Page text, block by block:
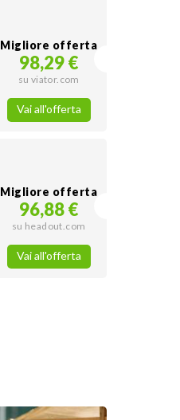
Migliore offerta
98,29 €
su viator.com
Vai all'offerta
Migliore offerta
96,88 €
su headout.com
Vai all'offerta